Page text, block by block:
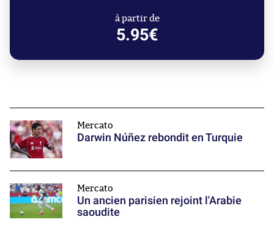
à partir de
5.95€
Mercato
Darwin Núñez rebondit en Turquie
Mercato
Un ancien parisien rejoint l'Arabie
saoudite